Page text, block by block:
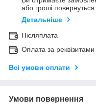
або гроші
Детальніше
Післяплата
Оплата за реквізитами
Всі умови оплати
Умови повернення